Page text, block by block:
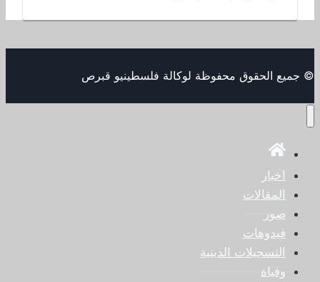
© جميع الحقوق محفوظة لوكالة فلسطينيو قبرص
اخبار
المقالات
صور
فيدوهات
التسجيلات الدينية
وفياة